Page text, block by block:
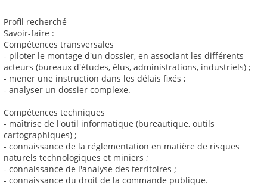
Profil recherché
Savoir-faire :
Compétences transversales
- piloter le montage d'un dossier, en associant les différents
acteurs (bureaux d'études, élus, administrations, industriels) ;
- mener une instruction dans les délais fixés ;
- analyser un dossier complexe.
Compétences techniques
- maîtrise de l'outil informatique (bureautique, outils
cartographiques) ;
- connaissance de la réglementation en matière de risques
naturels technologiques et miniers ;
- connaissance de l'analyse des territoires ;
- connaissance du droit de la commande publique.